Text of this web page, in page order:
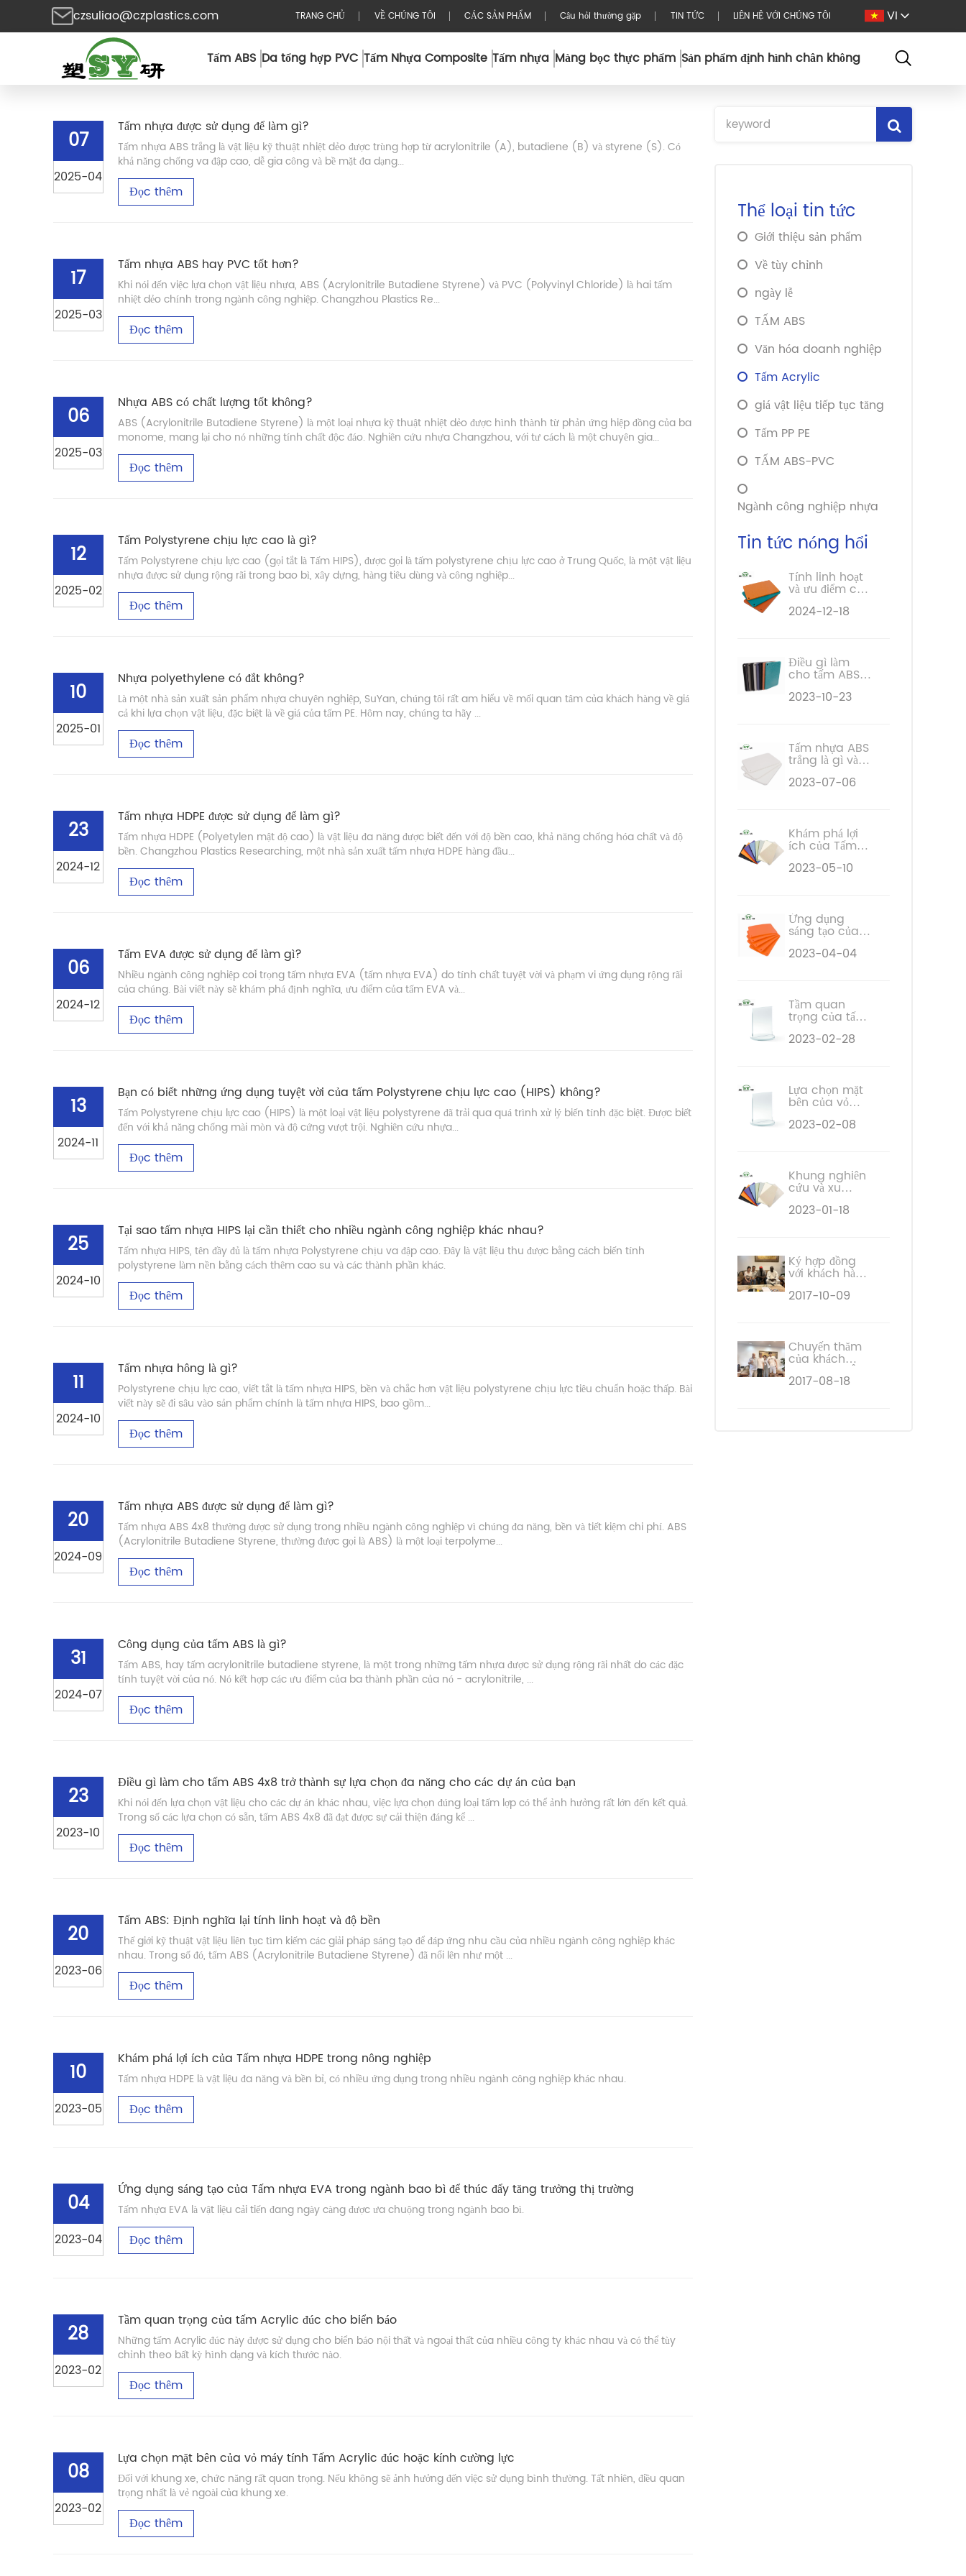
czsuliao@czplastics.com TRANG CHỦ VỀ CHÚNG TÔI CÁC SẢN PHẨM Câu hỏi thường gặp TIN TỨC LIÊN HỆ VỚI CHÚNG TÔI VI
Tấm ABS Da tổng hợp PVC Tấm Nhựa Composite Tấm nhựa Màng bọc thực phẩm Sản phẩm định hình chân không
Thể loại tin tức
Giới thiệu sản phẩm
Về tùy chỉnh
ngày lễ
TẤM ABS
Văn hóa doanh nghiệp
Tấm Acrylic
giá vật liệu tiếp tục tăng
Tấm PP PE
TẤM ABS-PVC
Ngành công nghiệp nhựa
Tin tức nóng hổi
Tính linh hoạt
và ưu điểm của
composite
2024-12-18
Điều gì làm
cho tấm ABS
sự lựa chọn đa
2023-10-23
Tấm nhựa ABS
trắng là gì và
ứng dụng của
nó?
2023-07-06
Khám phá lợi
ích của Tấm
trong nông
2023-05-10
Ứng dụng
sáng tạo của
Tấm nhựa EVA
trong ngành
trường
2023-04-04
Tầm quan
trọng của tấm
Acrylic đúc
cho biển báo
2023-02-28
Lựa chọn mặt
bên của vỏ
Acrylic đúc
2023-02-08
Khung nghiên
cứu và xu
nhựa ABS
2023-01-18
Ký hợp đồng
với khách hàng
chúng tôi vào
2017-10-09
Chuyến thăm
của khách
hàng châu Âu
của chúng tôi
2017-08-18
07
2025-04
Tấm nhựa được sử dụng để làm gì?
Tấm nhựa ABS trắng là vật liệu kỹ thuật nhiệt dẻo được trùng hợp từ acrylonitrile (A), butadiene (B) và styrene (S). Có
khả năng chống va đập cao, dễ gia công và bề mặt đa dạng...
Đọc thêm
17
2025-03
Tấm nhựa ABS hay PVC tốt hơn?
Khi nói đến việc lựa chọn vật liệu nhựa, ABS (Acrylonitrile Butadiene Styrene) và PVC (Polyvinyl Chloride) là hai tấm
nhiệt dẻo chính trong ngành công nghiệp. Changzhou Plastics Re...
Đọc thêm
06
2025-03
Nhựa ABS có chất lượng tốt không?
ABS (Acrylonitrile Butadiene Styrene) là một loại nhựa kỹ thuật nhiệt dẻo được hình thành từ phản ứng hiệp đồng của ba
monome, mang lại cho nó những tính chất độc đáo. Nghiên cứu nhựa Changzhou, với tư cách là một chuyên gia...
Đọc thêm
12
2025-02
Tấm Polystyrene chịu lực cao là gì?
Tấm Polystyrene chịu lực cao (gọi tắt là Tấm HIPS), được gọi là tấm polystyrene chịu lực cao ở Trung Quốc, là một vật liệu
nhựa được sử dụng rộng rãi trong bao bì, xây dựng, hàng tiêu dùng và công nghiệp...
Đọc thêm
10
2025-01
Nhựa polyethylene có đắt không?
Là một nhà sản xuất sản phẩm nhựa chuyên nghiệp, SuYan, chúng tôi rất am hiểu về mối quan tâm của khách hàng về giá
cả khi lựa chọn vật liệu, đặc biệt là về giá của tấm PE. Hôm nay, chúng ta hãy ...
Đọc thêm
23
2024-12
Tấm nhựa HDPE được sử dụng để làm gì?
Tấm nhựa HDPE (Polyetylen mật độ cao) là vật liệu đa năng được biết đến với độ bền cao, khả năng chống hóa chất và độ
bền. Changzhou Plastics Researching, một nhà sản xuất tấm nhựa HDPE hàng đầu...
Đọc thêm
06
2024-12
Tấm EVA được sử dụng để làm gì?
Nhiều ngành công nghiệp coi trọng tấm nhựa EVA (tấm nhựa EVA) do tính chất tuyệt vời và phạm vi ứng dụng rộng rãi
của chúng. Bài viết này sẽ khám phá định nghĩa, ưu điểm của tấm EVA và...
Đọc thêm
13
2024-11
Bạn có biết những ứng dụng tuyệt vời của tấm Polystyrene chịu lực cao (HIPS) không?
Tấm Polystyrene chịu lực cao (HIPS) là một loại vật liệu polystyrene đã trải qua quá trình xử lý biến tính đặc biệt. Được biết
đến với khả năng chống mài mòn và độ cứng vượt trội. Nghiên cứu nhựa...
Đọc thêm
25
2024-10
Tại sao tấm nhựa HIPS lại cần thiết cho nhiều ngành công nghiệp khác nhau?
Tấm nhựa HIPS, tên đầy đủ là tấm nhựa Polystyrene chịu va đập cao. Đây là vật liệu thu được bằng cách biến tính
polystyrene làm nền bằng cách thêm cao su và các thành phần khác.
Đọc thêm
11
2024-10
Tấm nhựa hông là gì?
Polystyrene chịu lực cao, viết tắt là tấm nhựa HIPS, bền và chắc hơn vật liệu polystyrene chịu lực tiêu chuẩn hoặc thấp. Bài
viết này sẽ đi sâu vào sản phẩm chính là tấm nhựa HIPS, bao gồm...
Đọc thêm
20
2024-09
Tấm nhựa ABS được sử dụng để làm gì?
Tấm nhựa ABS 4x8 thường được sử dụng trong nhiều ngành công nghiệp vì chúng đa năng, bền và tiết kiệm chi phí. ABS
(Acrylonitrile Butadiene Styrene, thường được gọi là ABS) là một loại terpolyme...
Đọc thêm
31
2024-07
Công dụng của tấm ABS là gì?
Tấm ABS, hay tấm acrylonitrile butadiene styrene, là một trong những tấm nhựa được sử dụng rộng rãi nhất do các đặc
tính tuyệt vời của nó. Nó kết hợp các ưu điểm của ba thành phần của nó - acrylonitrile, ...
Đọc thêm
23
2023-10
Điều gì làm cho tấm ABS 4x8 trở thành sự lựa chọn đa năng cho các dự án của bạn
Khi nói đến lựa chọn vật liệu cho các dự án khác nhau, việc lựa chọn đúng loại tấm lợp có thể ảnh hưởng rất lớn đến kết quả.
Trong số các lựa chọn có sẵn, tấm ABS 4x8 đã đạt được sự cải thiện đáng kể ...
Đọc thêm
20
2023-06
Tấm ABS: Định nghĩa lại tính linh hoạt và độ bền
Thế giới kỹ thuật vật liệu liên tục tìm kiếm các giải pháp sáng tạo để đáp ứng nhu cầu của nhiều ngành công nghiệp khác
nhau. Trong số đó, tấm ABS (Acrylonitrile Butadiene Styrene) đã nổi lên như một ...
Đọc thêm
10
2023-05
Khám phá lợi ích của Tấm nhựa HDPE trong nông nghiệp
Tấm nhựa HDPE là vật liệu đa năng và bền bỉ, có nhiều ứng dụng trong nhiều ngành công nghiệp khác nhau.
Đọc thêm
04
2023-04
Ứng dụng sáng tạo của Tấm nhựa EVA trong ngành bao bì để thúc đẩy tăng trưởng thị trường
Tấm nhựa EVA là vật liệu cải tiến đang ngày càng được ưa chuộng trong ngành bao bì.
Đọc thêm
28
2023-02
Tầm quan trọng của tấm Acrylic đúc cho biển báo
Những tấm Acrylic đúc này được sử dụng cho biển báo nội thất và ngoại thất của nhiều công ty khác nhau và có thể tùy
chỉnh theo bất kỳ hình dạng và kích thước nào.
Đọc thêm
08
2023-02
Lựa chọn mặt bên của vỏ máy tính Tấm Acrylic đúc hoặc kính cường lực
Đối với khung xe, chức năng rất quan trọng. Nếu không sẽ ảnh hưởng đến việc sử dụng bình thường. Tất nhiên, điều quan
trọng nhất là vẻ ngoài của khung xe.
Đọc thêm